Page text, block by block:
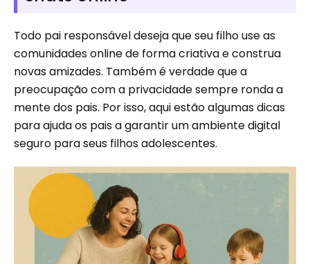
Todo pai responsável deseja que seu filho use as
comunidades online de forma criativa e construa
novas amizades. Também é verdade que a
preocupação com a privacidade sempre ronda a
mente dos pais. Por isso, aqui estão algumas dicas
para ajuda os pais a garantir um ambiente digital
seguro para seus filhos adolescentes.